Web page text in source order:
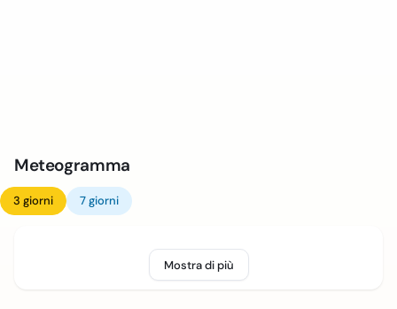
Meteogramma
3 giorni 7 giorni
Mostra di più